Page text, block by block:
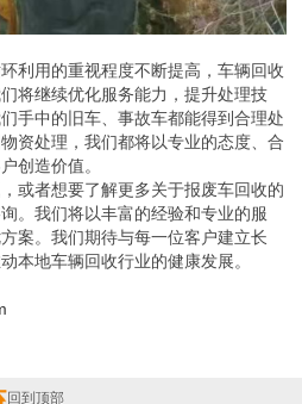
利用的重视程度不断提高，车辆回收
将继续优化服务能力，提升处理技
手中的旧车、事故车都能得到合理处
资处理，我们都将以专业的态度、合
创造价值。
或者想要了解更多关于报废车回收的
。我们将以丰富的经验和专业的服
案。我们期待与每一位客户建立长
本地车辆回收行业的健康发展。
回到顶部